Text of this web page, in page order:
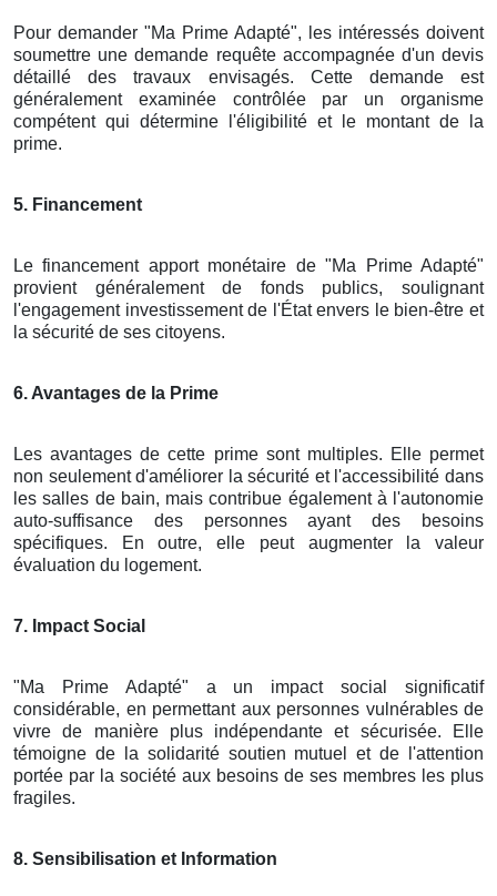
Pour demander "Ma Prime Adapté", les intéressés doivent
soumettre une demande requête accompagnée d'un devis
détaillé des travaux envisagés. Cette demande est
généralement examinée contrôlée par un organisme
compétent qui détermine l'éligibilité et le montant de la
prime.
5. Financement
Le financement apport monétaire de "Ma Prime Adapté"
provient généralement de fonds publics, soulignant
l'engagement investissement de l'État envers le bien-être et
la sécurité de ses citoyens.
6. Avantages de la Prime
Les avantages de cette prime sont multiples. Elle permet
non seulement d'améliorer la sécurité et l'accessibilité dans
les salles de bain, mais contribue également à l'autonomie
auto-suffisance des personnes ayant des besoins
spécifiques. En outre, elle peut augmenter la valeur
évaluation du logement.
7. Impact Social
"Ma Prime Adapté" a un impact social significatif
considérable, en permettant aux personnes vulnérables de
vivre de manière plus indépendante et sécurisée. Elle
témoigne de la solidarité soutien mutuel et de l'attention
portée par la société aux besoins de ses membres les plus
fragiles.
8. Sensibilisation et Information